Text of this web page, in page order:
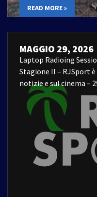
READ MORE »
MAGGIO 29, 2026
Laptop Radioing
Stagione II – RJSport
notizie e sul cinema –